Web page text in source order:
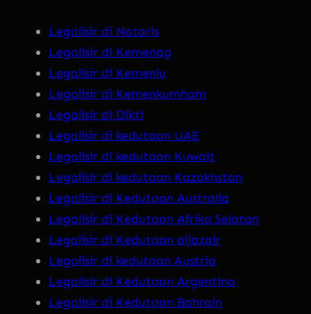
Legalisir di Notaris
Legalisir di Kemenag
Legalisir di Kemenlu
Legalisir di Kemenkumham
Legalisir di Dikti
Legalisir di kedutaan UAE
Legalisir di kedutaan Kuwait
Legalisir di kedutaan Kazakhstan
Legalisir di Kedutaan Australia
Legalisir di Kedutaan Afrika Selatan
Legalisir di Kedutaan aljazair
Legalisir di kedutaan Austria
Legalisir di Kedutaan Argentina
Legalisir di Kedutaan Bahrain